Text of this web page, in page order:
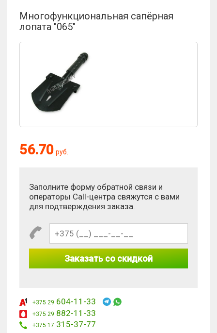
Многофункциональная сапёрная
лопата "065"
56.70 руб.
Заполните форму обратной связи и
операторы Call-центра свяжутся с вами
для подтверждения заказа.
Заказать со скидкой
+375 29 604-11-33
+375 29 882-11-33
+375 17 315-37-77